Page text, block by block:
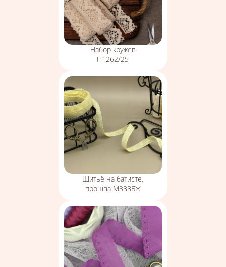
Набор кружев
Н1262/25
Шитьё на батисте,
прошва М388БЖ